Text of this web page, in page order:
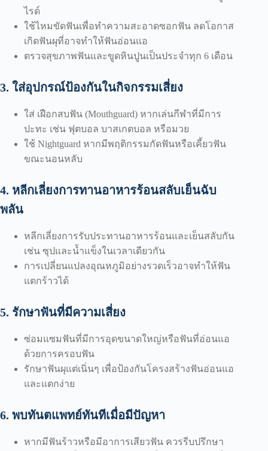
ไรด์
ใช้ไหมขัดฟันเพื่อทำความสะอาดซอกฟัน ลดโอกาส
เกิดฟันผุที่อาจทำให้ฟันอ่อนแอ
ตรวจสุขภาพฟันและขูดหินปูนเป็นประจำทุก 6 เดือน
3. ใส่อุปกรณ์ป้องกันในกิจกรรมเสี่ยง
ใส่ เฝือกสบฟัน (Mouthguard) หากเล่นกีฬาที่มีการ
ปะทะ เช่น ฟุตบอล บาสเกตบอล หรือมวย
ใช้ Nightguard หากมีพฤติกรรมกัดฟันหรือเคี้ยวฟัน
ขณะนอนหลับ
4. หลีกเลี่ยงการทานอาหารร้อนสลับเย็นฉับ
พลัน
หลีกเลี่ยงการรับประทานอาหารร้อนและเย็นสลับกัน
เช่น ซุปและน้ำแข็งในเวลาเดียวกัน
การเปลี่ยนแปลงอุณหภูมิอย่างรวดเร็วอาจทำให้ฟัน
แตกร้าวได้
5. รักษาฟันที่มีความเสี่ยง
ซ่อมแซมฟันที่มีการอุดขนาดใหญ่หรือฟันที่อ่อนแอ
ด้วยการครอบฟัน
รักษาฟันผุแต่เนิ่นๆ เพื่อป้องกันโครงสร้างฟันอ่อนแอ
และแตกง่าย
6. พบทันตแพทย์ทันทีเมื่อมีปัญหา
หากมีฟันร้าวหรือมีอาการเสียวฟัน ควรรีบปรึกษา